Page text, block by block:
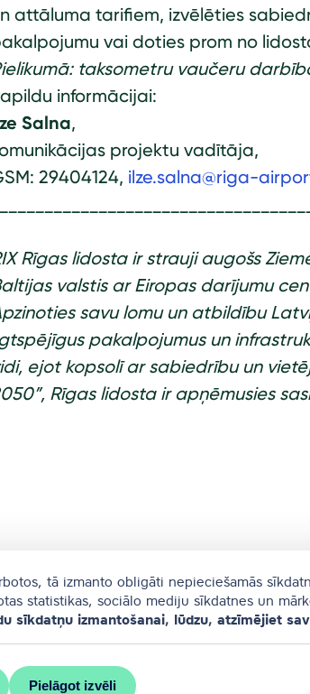
attāluma tarifiem, izvēlēties
vai doties prom no
taksometru vaučeru
informācijai:
Salna,
projektu vadītāja,
29404124, ilze.salna@riga-
Rīgas lidosta ir strauji augošs
valstis ar Eiropas darījumu
savu lomu un atbildību
pakalpojumus un
ejot kopsolī ar sabiedrību un
Rīgas lidosta ir apņēmusies
tā izmanto obligāti nepieciešamās
statistikas, sociālo mediju sīkdatnes un
sīkdatņu izmantošanai, lūdzu, atzīmējiet
Pielāgot izvēli